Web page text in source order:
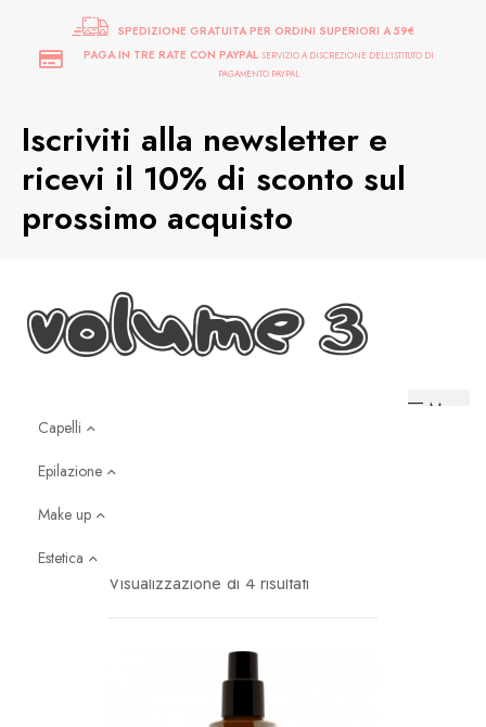
SPEDIZIONE GRATUITA PER ORDINI SUPERIORI A 59€
PAGA IN TRE RATE CON PAYPAL SERVIZIO A DISCREZIONE DELL'ISTITUTO DI
PAGAMENTO PAYPAL
Iscriviti alla newsletter e
ricevi il 10% di sconto sul
prossimo acquisto
Menu
Capelli
Epilazione
Make up
Estetica
Visualizzazione di 4 risultati